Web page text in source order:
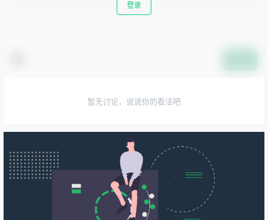
登录
暂无讨论，说说你的看法吧